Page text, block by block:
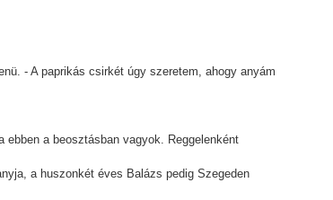
- A paprikás csirkét úgy szeretem, ahogy anyám
a beosztásban vagyok. Reggelenként
a huszonkét éves Balázs pedig Szegeden